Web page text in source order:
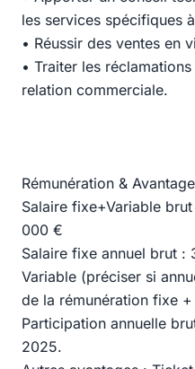
les services spécifiques
• Réussir des ventes en
• Traiter les
relation commerciale.
Rémunération &
Salaire fixe+Variable
000 €
Salaire fixe annuel brut
Variable (préciser si
de la rémunération fixe
Participation annuelle
2025.